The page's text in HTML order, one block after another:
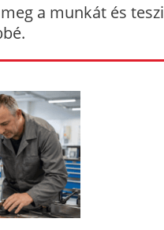
a munkát és